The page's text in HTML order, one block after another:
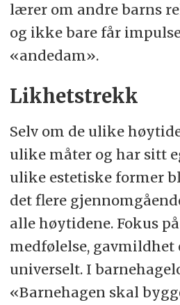
lærer om andre barns
og ikke bare får
«andedam».
Likhetstrekk
Selv om de ulike
ulike måter og har sitt
ulike estetiske former
det flere
alle høytidene. Fokus
medfølelse, gavmildhet
universelt. I
«Barnehagen skal